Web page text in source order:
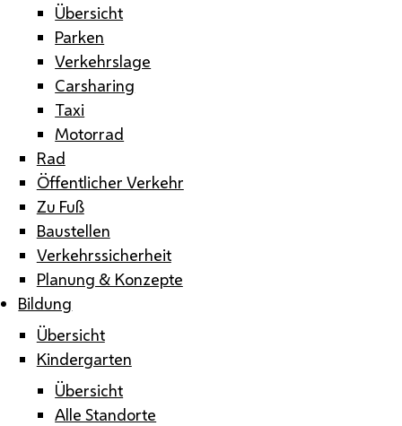
Übersicht
Parken
Verkehrslage
Carsharing
Taxi
Motorrad
Rad
Öffentlicher Verkehr
Zu Fuß
Baustellen
Verkehrssicherheit
Planung & Konzepte
Bildung
Übersicht
Kindergarten
Übersicht
Alle Standorte